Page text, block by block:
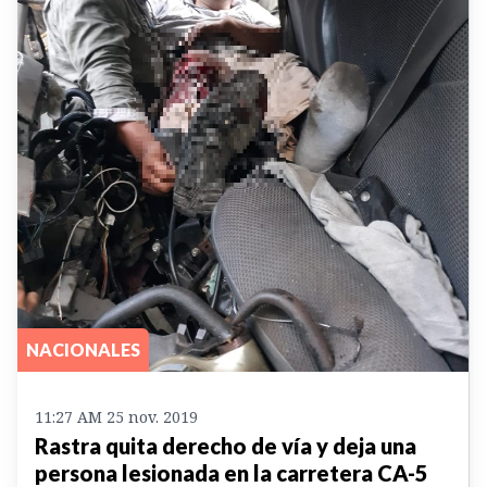
NACIONALES
11:27 AM 25 nov. 2019
Rastra quita derecho de vía y deja una
persona lesionada en la carretera CA-5